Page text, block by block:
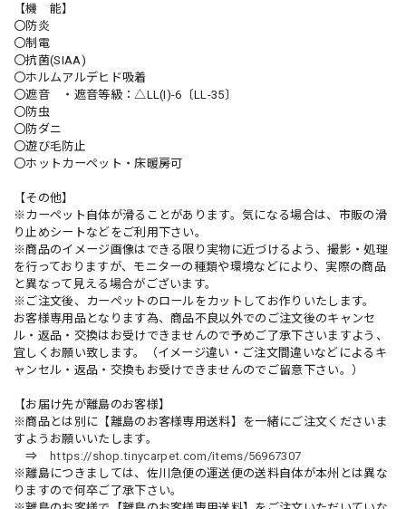
【機 能】
〇防炎
〇制電
〇抗菌(SIAA)
〇ホルムアルデヒド吸着
〇遮音 ・遮音等級：△LL(I)-6〔LL-35〕
〇防虫
〇防ダニ
〇遊び毛防止
〇ホットカーペット・床暖房可
【その他】
※カーペット自体が滑ることがあります。気になる場合は、市販の滑
り止めシートなどをご利用下さい。
※商品のイメージ画像はできる限り実物に近づけるよう、撮影・処理
を行っておりますが、モニターの種類や環境などにより、実際の商品
と異なって見える場合がございます。
※ご注文後、カーペットのロールをカットしてお作りいたします。
お客様専用品となります為、商品不良以外でのご注文後のキャンセ
ル・返品・交換はお受けできませんので予めご了承下さいますよう、
宜しくお願い致します。（イメージ違い・ご注文間違いなどによるキ
ャンセル・返品・交換もお受けできませんのでご留意下さい。）
【お届け先が離島のお客様】
※商品とは別に【離島のお客様専用送料】を一緒にご注文くださいま
すようお願いいたします。
⇒
https://shop.tinycarpet.com/items/56967307
※離島につきましては、佐川急便の運送便の送料自体が本州とは異な
りますので何卒ご了承下さい。